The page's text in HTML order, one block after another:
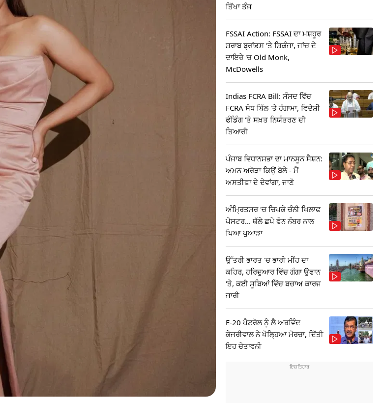
ਤਿੱਖਾ ਤੰਜ
FSSAI Action: FSSAI ਦਾ ਮਸ਼ਹੂਰ
ਸ਼ਰਾਬ ਬ੍ਰਾਂਡਸ 'ਤੇ ਸ਼ਿਕੰਜਾ, ਜਾਂਚ ਦੇ
ਦਾਇਰੇ 'ਚ Old Monk,
McDowells
Indias FCRA Bill: ਸੰਸਦ ਵਿੱਚ
FCRA ਸੋਧ ਬਿੱਲ 'ਤੇ ਹੰਗਾਮਾ, ਵਿਦੇਸ਼ੀ
ਫੰਡਿੰਗ 'ਤੇ ਸਖ਼ਤ ਨਿਯੰਤਰਣ ਦੀ
ਤਿਆਰੀ
ਪੰਜਾਬ ਵਿਧਾਨਸਭਾ ਦਾ ਮਾਨਸੂਨ ਸੈਸ਼ਨ:
ਅਮਨ ਅਰੋੜਾ ਕਿਉਂ ਬੋਲੇ - ਮੈਂ
ਅਸਤੀਫਾ ਦੇ ਦੇਵਾਂਗਾ, ਜਾਣੋ
ਅੰਮ੍ਰਿਤਸਰ 'ਚ ਚਿਪਕੇ ਚੰਨੀ ਖਿਲਾਫ
ਪੋਸਟਰ... ਥੱਲੇ ਛਪੇ ਫੋਨ ਨੰਬਰ ਨਾਲ
ਪਿਆ ਪੁਆੜਾ
ਉੱਤਰੀ ਭਾਰਤ 'ਚ ਭਾਰੀ ਮੀਂਹ ਦਾ
ਕਹਿਰ, ਹਰਿਦੁਆਰ ਵਿੱਚ ਗੰਗਾ ਉਫਾਨ
'ਤੇ, ਕਈ ਸੂਬਿਆਂ ਵਿੱਚ ਬਚਾਅ ਕਾਰਜ
ਜਾਰੀ
E-20 ਪੈਟਰੋਲ ਨੂੰ ਲੈ ਅਰਵਿੰਦ
ਕੇਜਰੀਵਾਲ ਨੇ ਖੋਲ੍ਹਿਆ ਮੋਰਚਾ, ਦਿੱਤੀ
ਇਹ ਚੇਤਾਵਨੀ